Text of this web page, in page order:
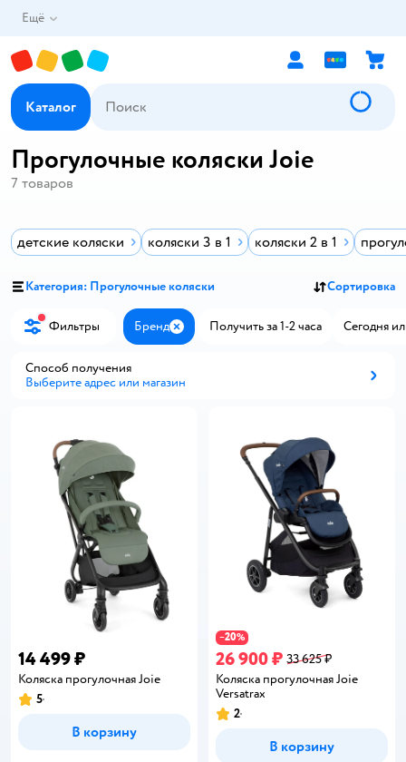
Ещё
Каталог
Прогулочные коляски Joie
7 товаров
детские коляски коляски 3 в 1 коляски 2 в 1
Категория: Прогулочные коляски Сортировка
Фильтры Бренд ЗакрытьПолучить за 1-2 часа Сегодня
Способ получения
Выберите адрес или магазин
14 499 ₽
Коляска прогулочная Joie
Рейтинг:
5
В корзину
−20%
26 900 ₽ 33 625 ₽
Коляска прогулочная Joie
Versatrax
Рейтинг:
2
В корзину